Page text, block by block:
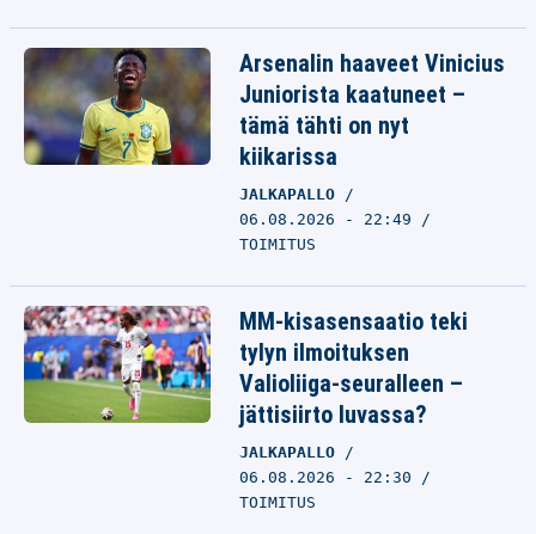
Arsenalin haaveet Vinicius
Juniorista kaatuneet –
tämä tähti on nyt
kiikarissa
JALKAPALLO
06.08.2026 - 22:49
TOIMITUS
MM-kisasensaatio teki
tylyn ilmoituksen
Valioliiga-seuralleen –
jättisiirto luvassa?
JALKAPALLO
06.08.2026 - 22:30
TOIMITUS